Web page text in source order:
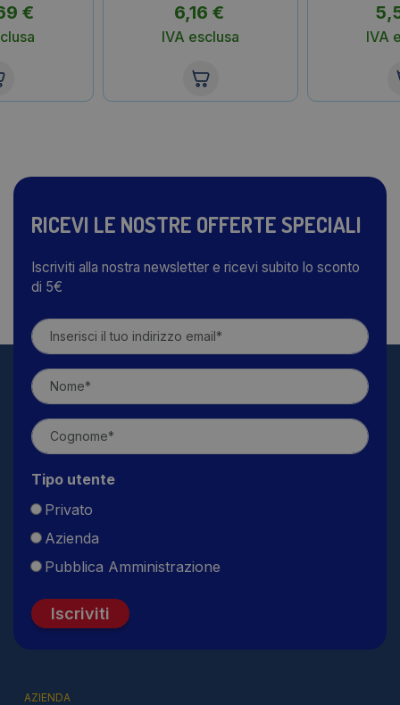
€ 6,16 €
IVA esclusa IVA
RICEVI LE NOSTRE OFFERTE SPECIALI
Iscriviti alla nostra newsletter e ricevi subito lo sconto
di 5€
Tipo utente
Privato
Azienda
Pubblica Amministrazione
Iscriviti
AZIENDA